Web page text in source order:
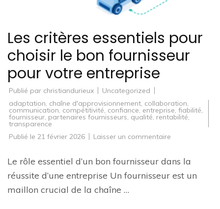
Les critères essentiels pour
choisir le bon fournisseur
pour votre entreprise
Publié par christiandurieux
Uncategorized
adaptation, chaîne d'approvisionnement, collaboration,
communication, compétitivité, confiance, entreprise, fiabilité,
fournisseur, partenaires fournisseurs, qualité, rentabilité,
transparence
Publié le 21 février 2026 Laisser un commentaire
essentiels
pour
le
Le rôle essentiel d’un bon fournisseur dans la
réussite d’une entreprise Un fournisseur est un
maillon crucial de la chaîne …